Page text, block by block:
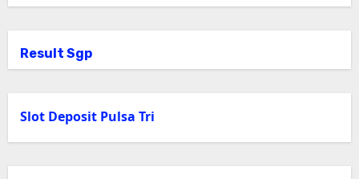
Result Sgp
Slot Deposit Pulsa Tri